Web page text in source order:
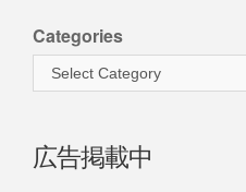
Categories
広告掲載中